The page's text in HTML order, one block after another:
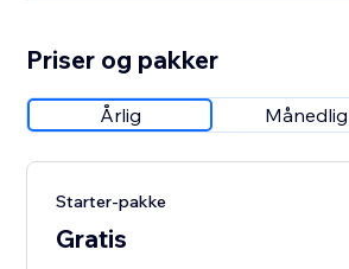
Priser og pakker
Årlig Månedlig
Starter-pakke
Gratis